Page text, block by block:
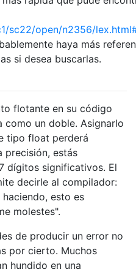
sc22/open/n2356/
haya más
si desea buscarlas.
flotante en su código
como un doble. Asignarlo
tipo float perderá
precisión, estás
dígitos significativos. El
decirle al compilador:
esto es
molestes".
de producir un error no
por cierto. Muchos
hundido en una